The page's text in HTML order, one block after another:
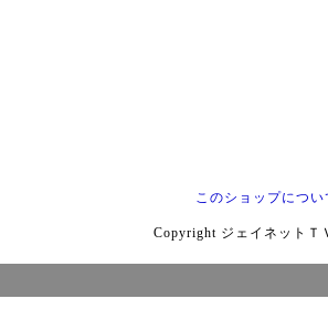
このショップについ
Copyright ジェイネットＴ